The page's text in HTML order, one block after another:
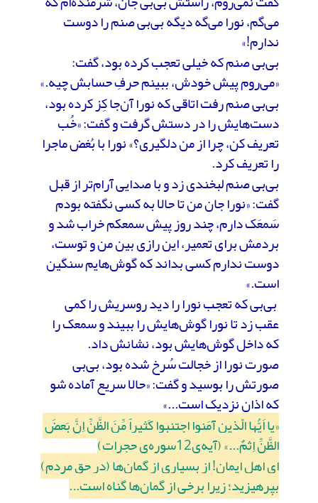
می‌گم، نورا می‌گه دیگه بی‌بی صنم را دوست
ندارم!»
بی‌بی صنم که خیلی تعجب کرده بود، گفت:
«می‌روم پیش خودش، ببینم حرفِ حسابش چیه.»
بی‌بی صنم رفت اتاقی که نورا آن‌جا کِز کرده بود،
دست‌هایش را در دستش گرفت و گفت: «خُب
تعریف کن، چرا از من دلگیری؟» نورا با بُغض ماجرا
را تعریف کرد.
بی‌بی صنم لبخندی زد و با صدایی آرام‌تر از قبل
گفت: «نورا جان من تا حالا به کسی نگفته بودم
سَمعَک دارم، چند روز پیش سمعکم خراب شد و
بردمش برای تعمیر، این رازی بین من و توست،
دوست ندارم کسی بداند که گوش‌هایم سنگین
است.»
بی‌بی که تعجب نورا را دید روسریش را کمی
عقب زد تا نورا گوش‌هایش را ببیند و سمعک را
که داخل گوش‌هایش بود، نشانش داد.
صورت نورا از خجالت سُرخ شده بود، بی‌بی
صورتش را بوسید و گفت: «حالا سریع آماده شو
که اذان نزدیک است...»
«یا اَیُّها الّذین آمَنوا اجتنبوا کَثیراً مِّنَ الظَّنِّ اِنَّ بَعضَ
الظَّنِّ اِثمٌ...» (آیه‌ی12سوره‌ی حجرات)
ای اهل ایمان! از بسیاری از گمان‌ها (در حق مردم)
بپرهیزید؛ زیرا برخی از گمان‌ها گناه است...